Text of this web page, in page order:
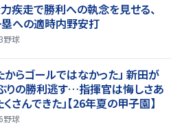
疾走で勝利への執念を見せる、
への適時内野安打
野球
からゴールではなかった」 新田が
りの勝利逃す…指揮官は悔しさあ
さんできた」【26年夏の甲子園】
野球